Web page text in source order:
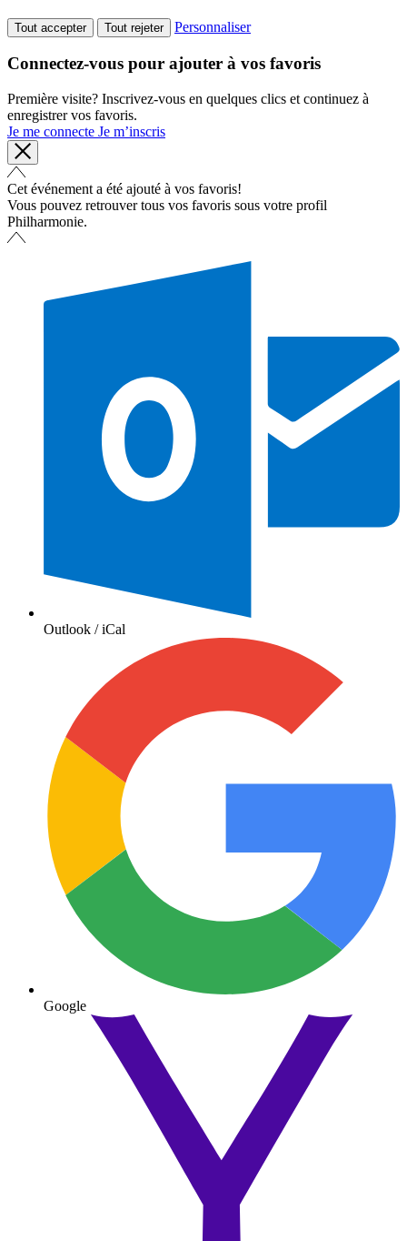
Tout accepter Tout rejeter Personnaliser
Connectez-vous pour ajouter à vos favoris
Première visite? Inscrivez-vous en quelques clics et continuez à
enregistrer vos favoris.
Je me connecte Je m’inscris
Cet événement a été ajouté à vos favoris!
Vous pouvez retrouver tous vos favoris sous votre profil
Philharmonie.
Outlook / iCal
Google